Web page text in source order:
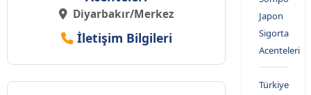
Diyarbakır/Merkez
İletişim Bilgileri
Japon
Sigorta
Acenteleri
Türkiye